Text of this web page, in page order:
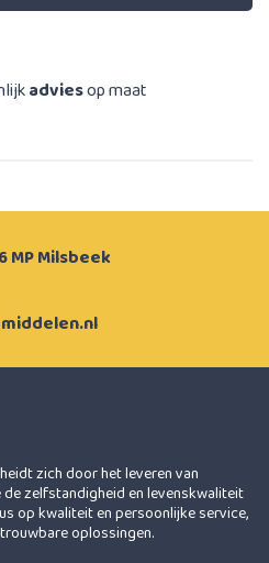
adviesop maat
MP Milsbeek
zich door het leveren van
zelfstandigheid en levenskwaliteit
op kwaliteit en persoonlijke service,
oplossingen.